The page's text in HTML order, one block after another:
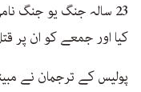
23 سالہ جنگ یو جنگ
کیا اور جمعے کو ان پر
پولیس کے ترجمان نے